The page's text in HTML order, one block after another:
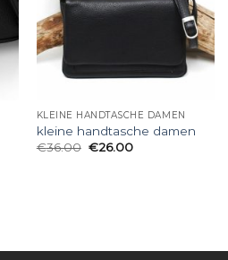
KLEINE HANDTASCHE DAMEN
kleine handtasche damen
€36.00 €26.00